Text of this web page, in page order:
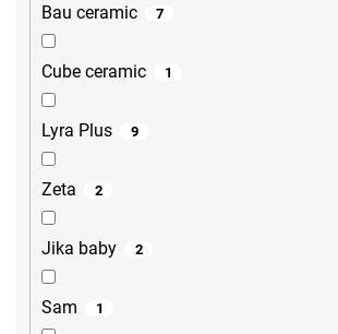
Bau ceramic 7
Cube ceramic 1
Lyra Plus 9
Zeta 2
Jika baby 2
Sam 1